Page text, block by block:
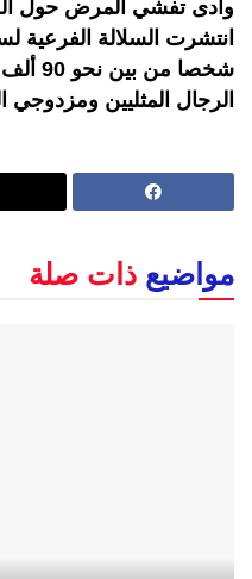
شخصا
الرجال المثليين ومزدوجي
مواضيع ذات صلة